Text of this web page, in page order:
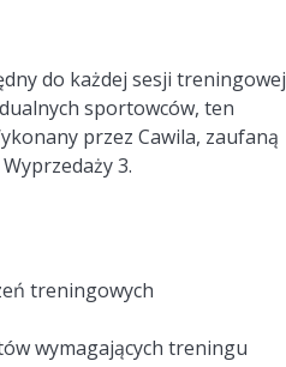
do każdej sesji treningowej
sportowców, ten
przez Cawila, zaufaną
3.
treningowych
wymagających treningu